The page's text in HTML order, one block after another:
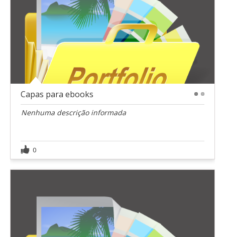
Capas para ebooks
Nenhuma descrição informada
0